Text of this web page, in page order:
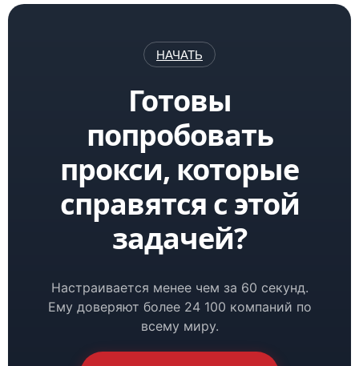
НАЧАТЬ
Готовы
попробовать
прокси, которые
справятся с этой
задачей?
Настраивается менее чем за 60 секунд.
Ему доверяют более 24 100 компаний по
всему миру.